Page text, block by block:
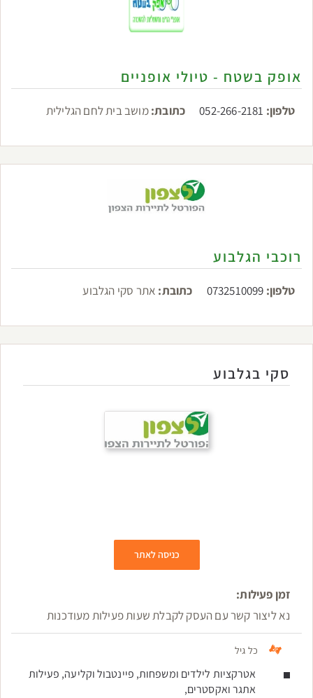
אופק בשטח - טיולי אופניים
טלפון: 052-266-2181 כתובת:מושב בית לחם הגלילית
רוכבי הגלבוע
טלפון: 0732510099 כתובת: אתר סקי הגלבוע
סקי בגלבוע
כניסה לאתר
זמן פעילות:
נא ליצור קשר עם העסק לקבלת שעות פעילות מעודכנות
כל גיל
אטרקציות לילדים ומשפחות, פיינטבול וקליעה, פעילות
אתגר ואקסטרים,